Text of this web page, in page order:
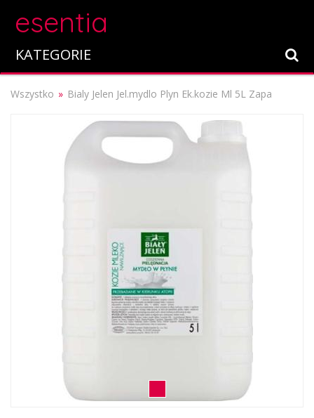
esentia
KATEGORIE
Wszystko Bialy Jelen Jel.mydlo Plyn Ek.kozie Ml 5L Zapa